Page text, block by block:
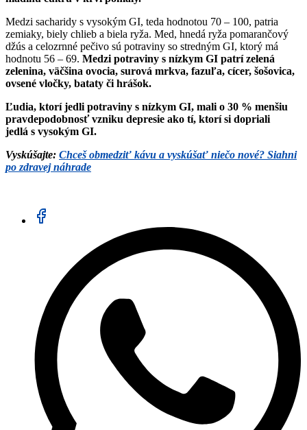
Medzi sacharidy s vysokým GI, teda hodnotou 70 – 100, patria
zemiaky, biely chlieb a biela ryža. Med, hnedá ryža pomarančový
džús a celozrnné pečivo sú potraviny so stredným GI, ktorý má
hodnotu 56 – 69. Medzi potraviny s nízkym GI patrí zelená
zelenina, väčšina ovocia, surová mrkva, fazuľa, cícer, šošovica,
ovsené vločky, bataty či hrášok.
Ľudia, ktorí jedli potraviny s nízkym GI, mali o 30 % menšiu
pravdepodobnosť vzniku depresie ako tí, ktorí si dopriali
jedlá s vysokým GI.
Vyskúšajte: Chceš obmedziť kávu a vyskúšať niečo nové? Siahni
po zdravej náhrade